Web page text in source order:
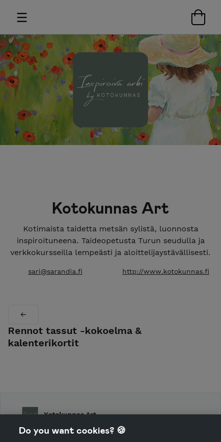
Kotokunnas Art
Kotimaista taidetta metsän sylistä, luonnosta
inspiroituneena. Taideopetusta Turun seudulla ja
verkkokursseilla lempeästi ja aloittelijaystävällisesti.
sari@sarandia.fi http://www.kotokunnas.fi
Rennot tassut -kokoelma &
kalenterikortit
Kotokunnas Art
Shop Terms and Conditions
Do you want cookies? 🍪